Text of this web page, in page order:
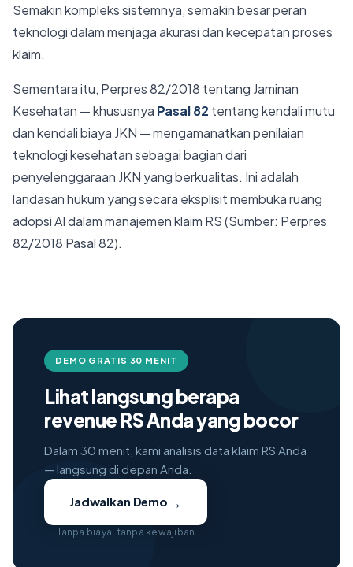
Semakin kompleks sistemnya, semakin besar peran
teknologi dalam menjaga akurasi dan kecepatan proses
klaim.
Sementara itu, Perpres 82/2018 tentang Jaminan
Kesehatan — khususnya Pasal 82 tentang kendali mutu
dan kendali biaya JKN — mengamanatkan penilaian
teknologi kesehatan sebagai bagian dari
penyelenggaraan JKN yang berkualitas. Ini adalah
landasan hukum yang secara eksplisit membuka ruang
adopsi AI dalam manajemen klaim RS (Sumber: Perpres
82/2018 Pasal 82).
DEMO GRATIS 30 MENIT
Lihat langsung berapa
revenue RS Anda yang bocor
Dalam 30 menit, kami analisis data klaim RS Anda
— langsung di depan Anda.
Jadwalkan Demo →
Tanpa biaya, tanpa kewajiban